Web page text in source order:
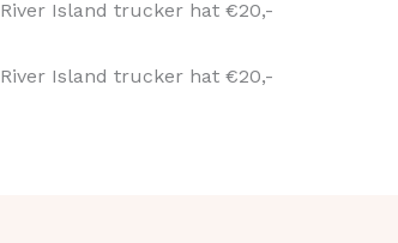
River Island trucker hat €20,-
River Island trucker hat €20,-